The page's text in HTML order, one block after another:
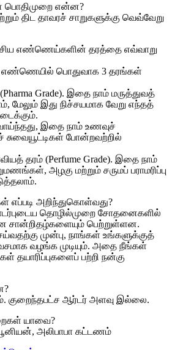
பொதிமுறை என்ன?
திட தாவரச் சாறுகளுக்கு வெவ்வேறு
எண்ணெய்களின் தரத்தை எவ்வாறு
எண்ணெயில் பொதுவாக 3 தரங்கள்
Grade). இதை நாம் மருத்துவத்
மேலும் இது நிச்சயமாக வேறு எந்தத்
இதை நாம் உணவுச்
சுவையூட்டிகள் போன்றவற்றில்
தரம் (Perfume Grade). இதை நாம்
அழகு மற்றும் சருமப் பராமரிப்பு
எப்படி அறிந்துகொள்வது?
தொழில்முறை சோதனைகளில்
சான்றிதழ்களையும் பெற்றுள்ளன.
முன்பு, நாங்கள் உங்களுக்குத்
வழங்க முடியும். அதை நீங்கள்
தயாரிப்புகளைப் பற்றி நன்கு
குறைந்தபட்ச ஆர்டர் அளவு இல்லை.
யாவை?
அலிபாபா கட்டணம்